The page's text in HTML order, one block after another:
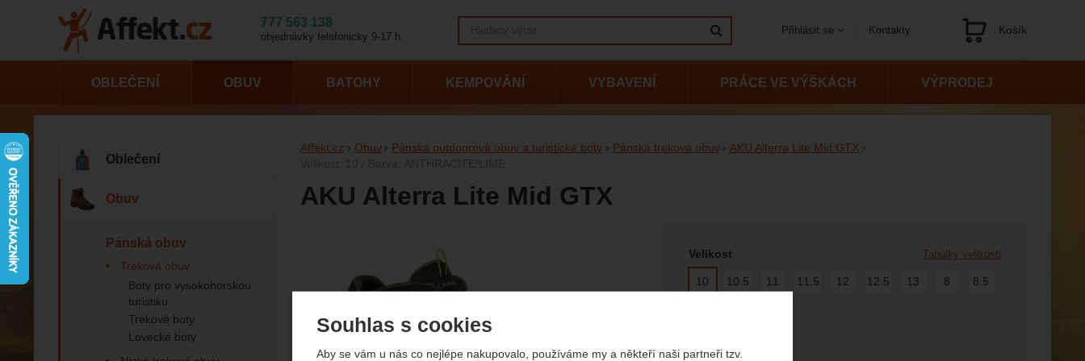
Souhlas s cookies
Aby se vám u nás co nejlépe nakupovalo, používáme my a někteří naši partneři tzv.
Affekt.cz Obuv Pánská outdoorová obuv a turistické boty Pánská treková obuv
AKU Alterra Lite Mid GTX
AKU Alterra Lite Mid GTX
Velikost Tabulky velikostí
10 10.5 11 11.5 12 12.5 13 8 8.5
OBLEČENÍ OBUV BATOHY KEMPOVÁNÍ VYBAVENÍ PRÁCE VE VÝŠKÁCH VÝPRODEJ
Oblečení
Obuv
Pánská obuv
Treková obuv
Boty pro vysokohorskou
turistiku
Trekové boty
Lovecké boty
777 563 138
objednávky telefonicky 9-17 h.
Kontakty
Přihlásit se Košík